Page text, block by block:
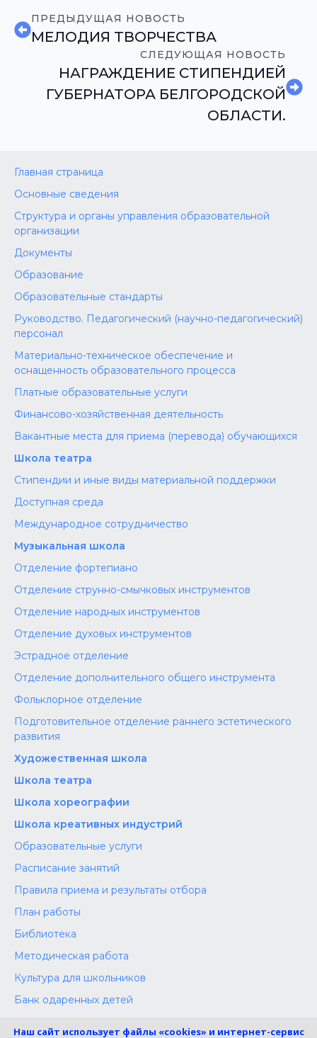
ПРЕДЫДУЩАЯ НОВОСТЬ
МЕЛОДИЯ ТВОРЧЕСТВА
СЛЕДУЮЩАЯ НОВОСТЬ
НАГРАЖДЕНИЕ СТИПЕНДИЕЙ
ГУБЕРНАТОРА БЕЛГОРОДСКОЙ
ОБЛАСТИ.
Главная страница
Основные сведения
Структура и органы управления образовательной
организации
Документы
Образование
Образовательные стандарты
Руководство. Педагогический (научно-педагогический)
персонал
Материально-техническое обеспечение и
оснащенность образовательного процесса
Платные образовательные услуги
Финансово-хозяйственная деятельность
Вакантные места для приема (перевода) обучающихся
Школа театра
Стипендии и иные виды материальной поддержки
Доступная среда
Международное сотрудничество
Музыкальная школа
Отделение фортепиано
Отделение струнно-смычковых инструментов
Отделение народных инструментов
Отделение духовых инструментов
Эстрадное отделение
Отделение дополнительного общего инструмента
Фольклорное отделение
Подготовительное отделение раннего эстетического
развития
Художественная школа
Школа‌‌‌‌ театра
Школа хореографии
Школа креативных индустрий
Образовательные услуги
Расписание занятий
Правила приема и результаты отбора
План работы
Библиотека
Методическая работа
Культура для школьников
Банк одаренных детей
Наш сайт использует файлы «cookies» и интернет-сервис